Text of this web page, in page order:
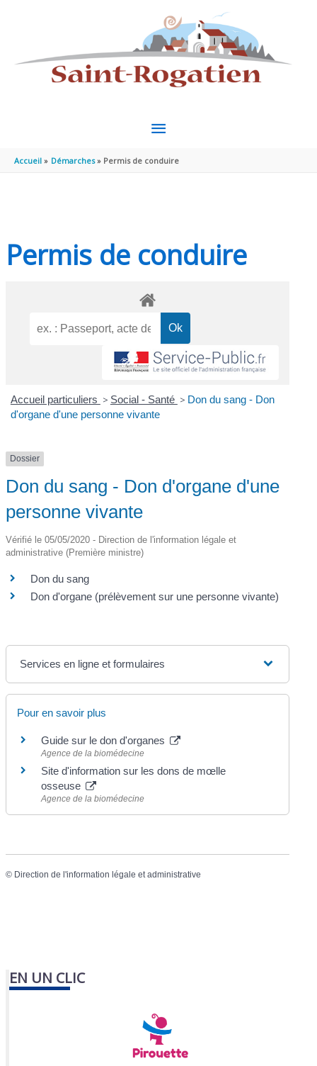
MENU
PRINCIPAL
Accueil Démarches Permis de conduire
Permis de conduire
Accueil particuliers > Social - Santé > Don du sang - Don
d'organe d'une personne vivante
Dossier
Don du sang - Don d'organe d'une
personne vivante
Vérifié le 05/05/2020 - Direction de l'information légale et
administrative (Première ministre)
Don du sang
Don d'organe (prélèvement sur une personne vivante)
Services en ligne et formulaires
Pour en savoir plus
Guide sur le don d'organes
Agence de la biomédecine
Site d'information sur les dons de mœlle
osseuse
Agence de la biomédecine
© Direction de l'information légale et administrative
EN UN CLIC